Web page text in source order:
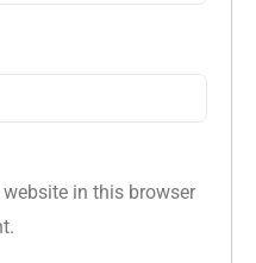
in this browser